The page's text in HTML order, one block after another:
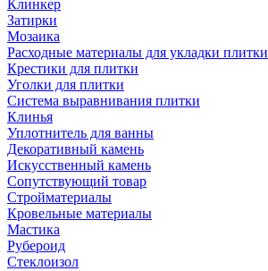
Клинкер
Затирки
Мозаика
Расходные материалы для укладки плитки
Крестики для плитки
Уголки для плитки
Система выравнивания плитки
Клинья
Уплотнитель для ванны
Декоративный камень
Искусственный камень
Сопутствующий товар
Стройматериалы
Кровельные материалы
Мастика
Рубероид
Стеклоизол